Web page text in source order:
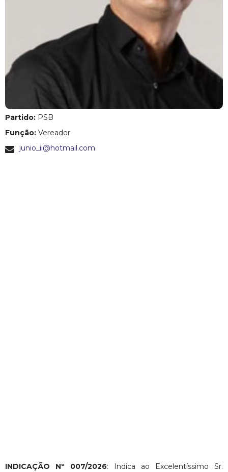
p
l
d
e
Partido: PSB
Função: Vereador
junio_ii@hotmail.com
INDICAÇÃO Nº 007/2026: Indica ao Excelentíssimo Sr.